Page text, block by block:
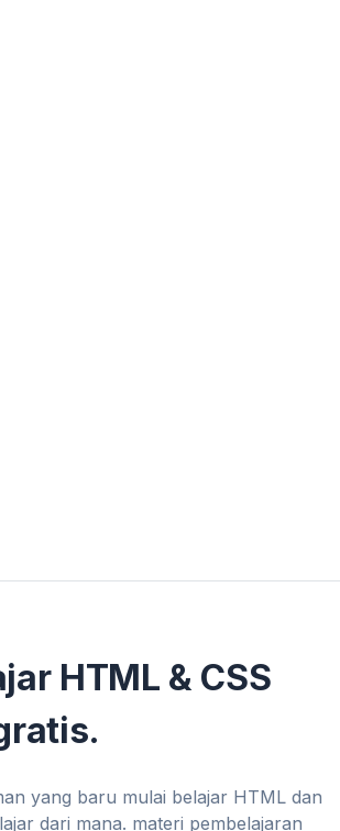
HTML & CSS
yang baru mulai belajar HTML dan
dari mana. materi pembelajaran